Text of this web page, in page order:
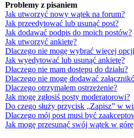
Problemy z pisaniem
Jak utworzyć nowy wątek na forum?
Jak przeedytować lub usunąć post?
Jak dodawać podpis do moich postów?
Jak utworzyć ankietę?
Dlaczego nie mogę wybrać więcej
Jak wyedytować lub usunąć ankietę?
Dlaczego nie mam dostępu do działu?
Dlaczego nie mogę dodawać
Dlaczego otrzymałem ostrzeżenie?
Jak mogę zgłosiś posty moderatorowi?
Do czego służy przycisk „Zapisz” w
Dlaczego mój post musi być
Jak mogę przesunąć swój wątek w